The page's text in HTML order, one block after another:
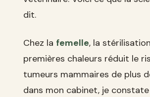
dit.
Chez la femelle, la
premières chaleurs réduit le
tumeurs mammaires de plus
dans mon cabinet, je